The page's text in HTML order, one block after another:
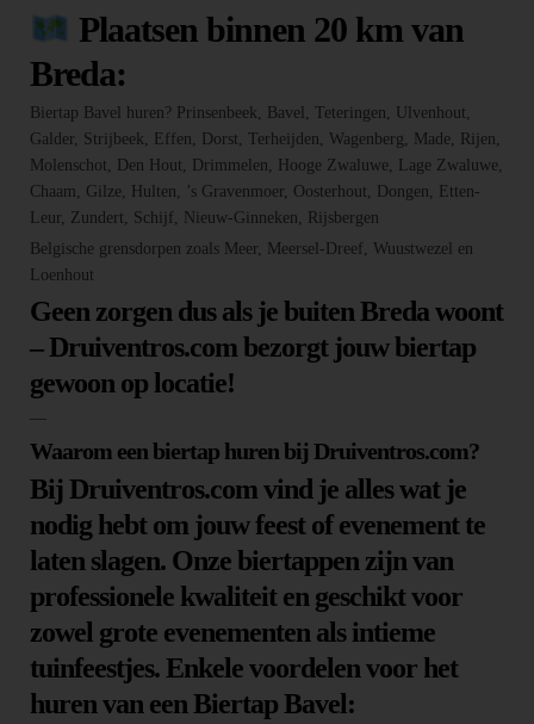
Plaatsen binnen 20 km van
Breda:
Biertap Bavel huren? Prinsenbeek, Bavel, Teteringen, Ulvenhout,
Galder, Strijbeek, Effen, Dorst, Terheijden, Wagenberg, Made, Rijen,
Molenschot, Den Hout, Drimmelen, Hooge Zwaluwe, Lage Zwaluwe,
Chaam, Gilze, Hulten, ’s Gravenmoer, Oosterhout, Dongen, Etten-
Leur, Zundert, Schijf, Nieuw-Ginneken, Rijsbergen
Belgische grensdorpen zoals Meer, Meersel-Dreef, Wuustwezel en
Loenhout
Geen zorgen dus als je buiten Breda woont
– Druiventros.com bezorgt jouw biertap
gewoon op locatie!
—
Waarom een biertap huren bij Druiventros.com?
Bij Druiventros.com vind je alles wat je
nodig hebt om jouw feest of evenement te
laten slagen. Onze biertappen zijn van
professionele kwaliteit en geschikt voor
zowel grote evenementen als intieme
tuinfeestjes. Enkele voordelen voor het
huren van een Biertap Bavel: